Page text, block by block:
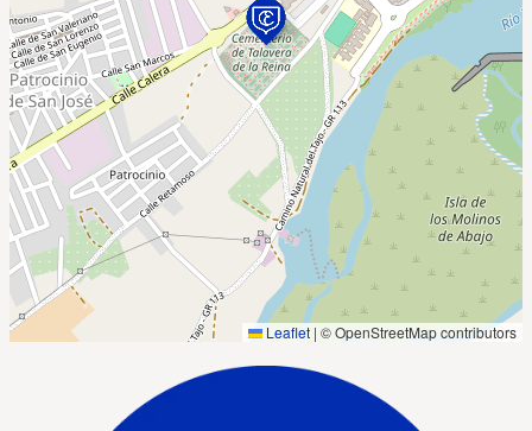
Leaflet | © OpenStreetMap contributors